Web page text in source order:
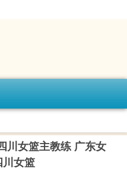
川女篮主教练 广东女
女篮